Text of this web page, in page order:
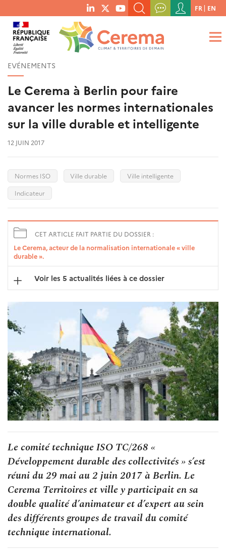
menu
social
links
RECHERCHER UN MOT-CLÉ, UNE PUBLICATION, ETC.
QUE RECHERCHEZ-VOUS ?
Menu
du
compte
de
FR EN
EVÉNEMENTS
Le Cerema à Berlin pour faire
avancer les normes internationales
sur la ville durable et intelligente
12 JUIN 2017
Normes ISO Ville durable
Ville intelligente
Indicateur
CET ARTICLE FAIT PARTIE DU DOSSIER :
Le Cerema, acteur de la normalisation internationale « ville
durable ».
Voir les 5 actualités liées à ce dossier
Le comité technique ISO TC/268 «
Développement durable des collectivités » s’est
réuni du 29 mai au 2 juin 2017 à Berlin. Le
Cerema Territoires et ville y participait en sa
double qualité d’animateur et d’expert au sein
des différents groupes de travail du comité
technique international.